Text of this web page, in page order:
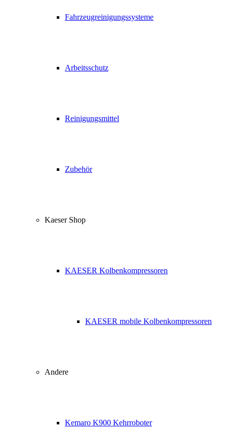
Fahrzeugreinigungssysteme
Arbeitsschutz
Reinigungsmittel
Zubehör
Kaeser Shop
KAESER Kolbenkompressoren
KAESER mobile Kolbenkompressoren
Andere
Kemaro K900 Kehrroboter